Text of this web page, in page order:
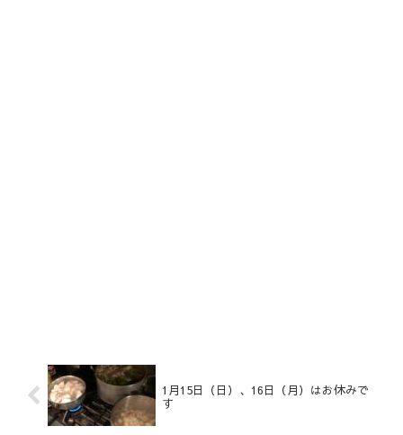
1月15日（日）、16日（月）はお休みで
す